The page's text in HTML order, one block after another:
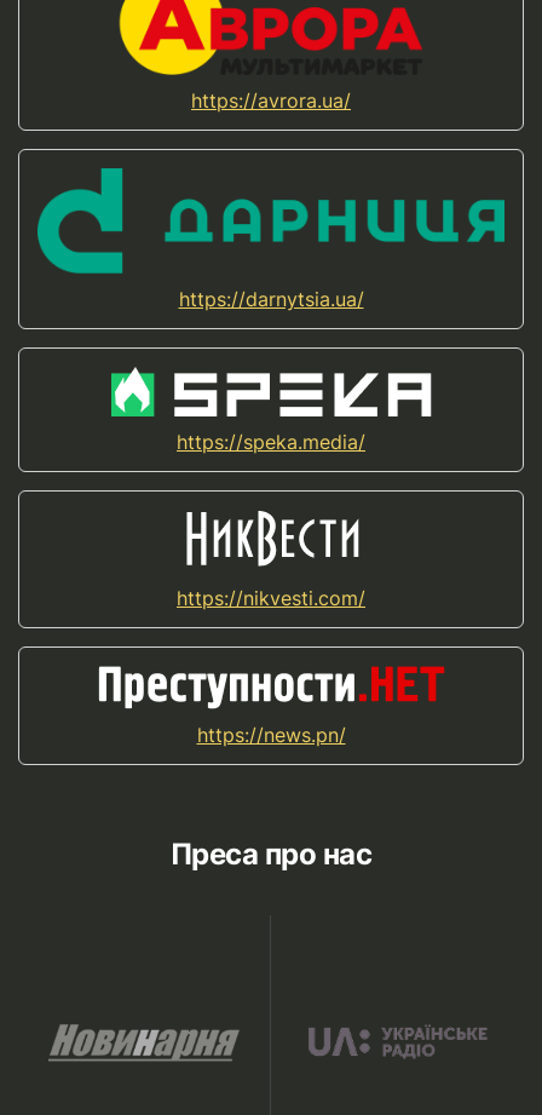
https://avrora.ua/
https://darnytsia.ua/
https://speka.media/
https://nikvesti.com/
https://news.pn/
Преса про нас